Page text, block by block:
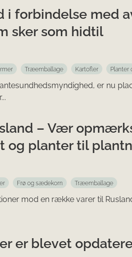
i forbindelse med
sker som hidtil
Træemballage Kartofler Planter
er nu
– Vær
planter til
Frø og sædekorn Træemballage
mod en række varer til
er blevet